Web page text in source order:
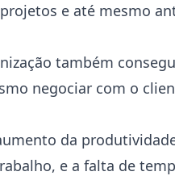
e até mesmo
também
negociar com o
da
e a falta de